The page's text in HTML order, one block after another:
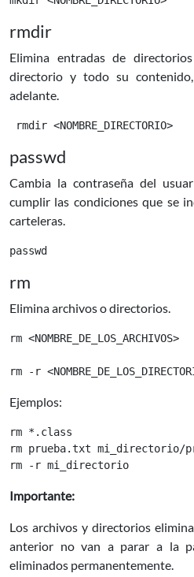
rmdir
Elimina entradas de
directorio y todo su
adelante.
rmdir <NOMBRE_DIRECTORIO>
passwd
Cambia la contraseña del
cumplir las condiciones que se
carteleras.
passwd
rm
Elimina archivos o directorios.
rm <NOMBRE_DE_LOS_ARCHIVOS>
Ejemplos:
rm *.class
rm prueba.txt mi_directorio/
Importante:
Los archivos y directorios
anterior no van a parar a la
eliminados permanentemente.